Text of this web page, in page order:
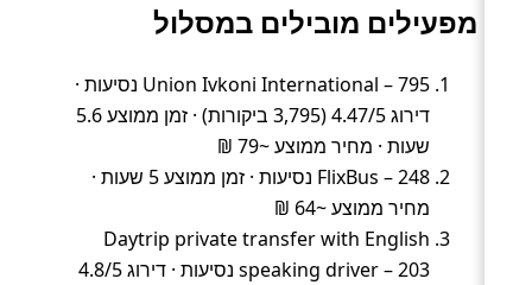
מפעילים מובילים במסלול
Union Ivkoni International – 795 נסיעות ·
דירוג 4.47/5 (3,795 ביקורות) · זמן ממוצע 5.6
שעות · מחיר ממוצע ~79 ₪
FlixBus – 248 נסיעות · זמן ממוצע 5 שעות ·
מחיר ממוצע ~64 ₪
Daytrip private transfer with English
speaking driver – 203 נסיעות · דירוג 4.8/5